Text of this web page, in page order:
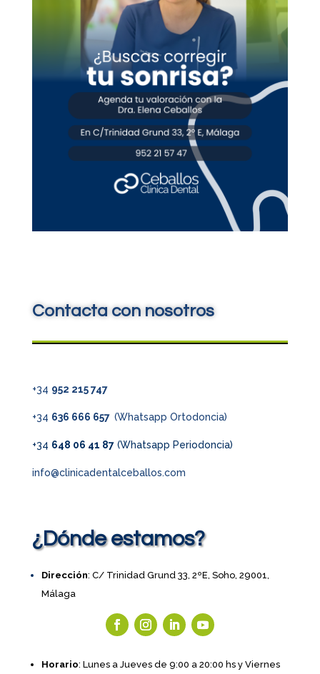
Contacta con nosotros
+34 952 215 747
+34 636 666 657 (Whatsapp Ortodoncia)
+34 648 06 41 87(Whatsapp Periodoncia)
info@clinicadentalceballos.com
¿Dónde estamos?
Dirección: C/ Trinidad Grund 33, 2ºE, Soho, 29001,
Málaga
Horario: Lunes a Jueves de 9:00 a 20:00 hs y Viernes